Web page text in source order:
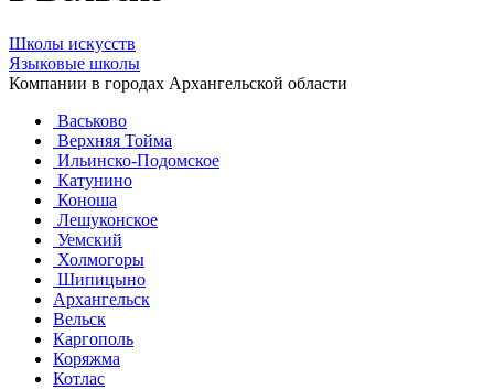
Школы искусств
Языковые школы
Компании в городах Архангельской области
Васьково
Верхняя Тойма
Ильинско-Подомское
Катунино
Коноша
Лешуконское
Уемский
Холмогоры
Шипицыно
Архангельск
Вельск
Каргополь
Коряжма
Котлас